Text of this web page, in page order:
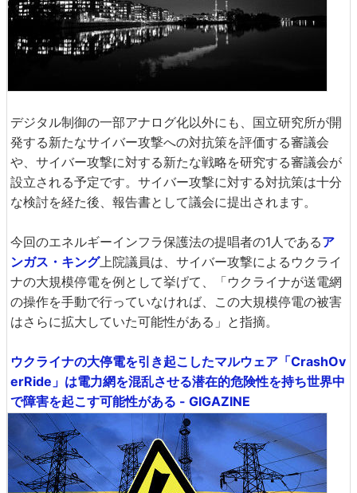
デジタル制御の一部アナログ化以外にも、国立研究所が開
発する新たなサイバー攻撃への対抗策を評価する審議会
や、サイバー攻撃に対する新たな戦略を研究する審議会が
設立される予定です。サイバー攻撃に対する対抗策は十分
な検討を経た後、報告書として議会に提出されます。
今回のエネルギーインフラ保護法の提唱者の1人であるア
ンガス・キング上院議員は、サイバー攻撃によるウクライ
ナの大規模停電を例として挙げて、「ウクライナが送電網
の操作を手動で行っていなければ、この大規模停電の被害
はさらに拡大していた可能性がある」と指摘。
ウクライナの大停電を引き起こしたマルウェア「CrashOv
erRide」は電力網を混乱させる潜在的危険性を持ち世界中
で障害を起こす可能性がある - GIGAZINE